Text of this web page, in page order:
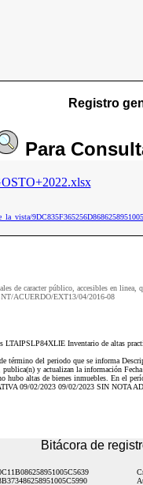
Registro
Para
de caracter público, accesibles en linea,
ACUERDO/EXT13/04/2016-08
LTAIPSLP84XLIE Inventario de altas
término del periodo que se informa
publica(n) y actualizan la información
altas de bienes inmuebles. En el
09/02/2023 09/02/2023 SIN NOTA
Bitácora de